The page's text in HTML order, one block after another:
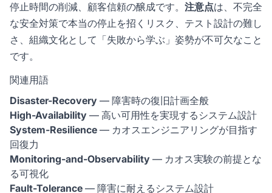
停止時間の削減、顧客信頼の醸成です。 注意点は、不完全
な安全対策で本当の停止を招くリスク、テスト設計の難し
さ、組織文化として「失敗から学ぶ」姿勢が不可欠なこと
です。
関連用語
Disaster-Recovery — 障害時の復旧計画全般
High-Availability — 高い可用性を実現するシステム設計
System-Resilience — カオスエンジニアリングが目指す
回復力
Monitoring-and-Observability — カオス実験の前提とな
る可視化
Fault-Tolerance — 障害に耐えるシステム設計